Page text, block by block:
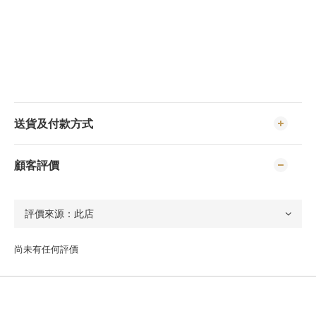
送貨及付款方式
顧客評價
尚未有任何評價